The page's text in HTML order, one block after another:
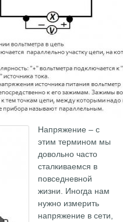
Напряжение – с
этим термином мы
довольно часто
сталкиваемся в
повседневной
жизни. Иногда нам
нужно измерить
напряжение в сети,